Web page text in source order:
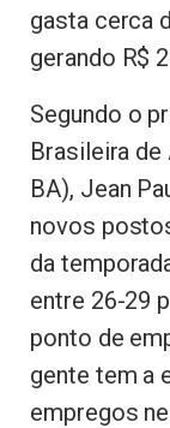
gasta cerca
gerando R$
Segundo o
Brasileira de
BA), Jean
novos
da
entre 26-29
ponto de
gente tem a
empregos